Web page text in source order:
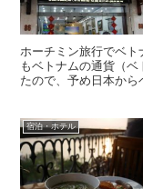
ホーチミン旅行でベ
もベトナムの通貨（
たので、予め日本から
宿泊・ホテル